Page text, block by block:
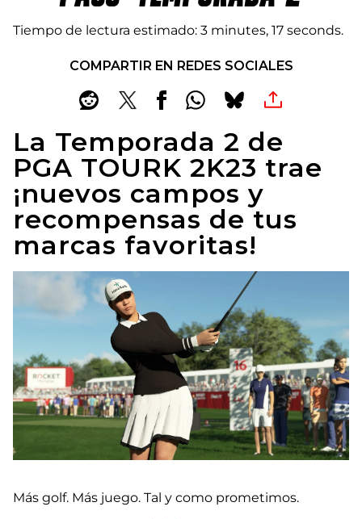
Tiempo de lectura estimado 3 minutes, 17 seconds
COMPARTIR EN REDES SOCIALES
La Temporada 2 de
PGA TOURK 2K23 trae
¡nuevos campos y
recompensas de tus
marcas favoritas!
Más golf. Más juego. Tal y como prometimos.